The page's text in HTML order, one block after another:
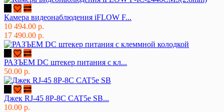
Камера видеонаблюдения iFLOW F...
10 494.00 р.
17 490.00 р.
РАЗЪЕМ DC штекер питания с кл...
50.00 р.
Джек RJ-45 8P-8C CAT5e SB...
10.00 р.